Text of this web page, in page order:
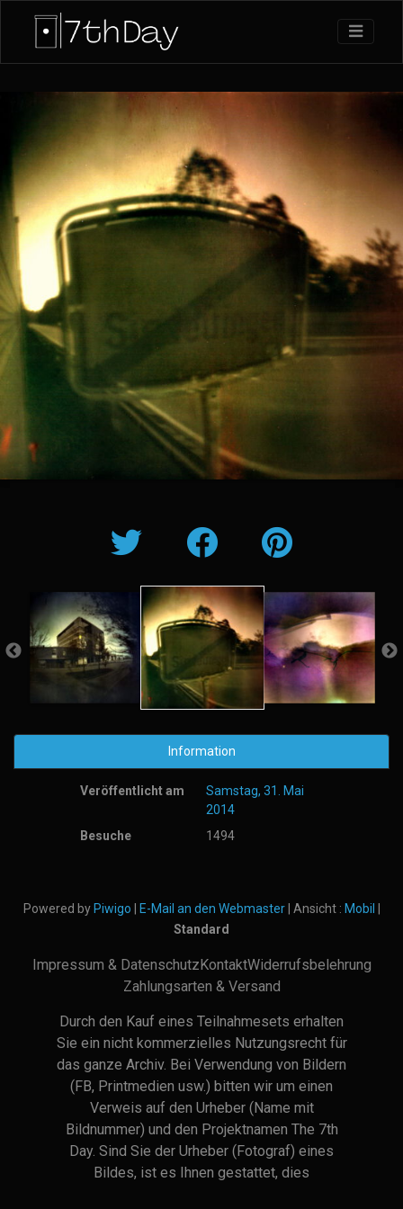
Information
Veröffentlicht am
Samstag, 31. Mai
2014
Besuche
1494
Powered by Piwigo E-Mail an den Webmaster| Ansicht : Mobil
Standard
Impressum & DatenschutzKontaktWiderrufsbelehrung
Zahlungsarten & Versand
Durch den Kauf eines Teilnahmesets erhalten
Sie ein nicht kommerzielles Nutzungsrecht für
das ganze Archiv. Bei Verwendung von Bildern
(FB, Printmedien usw.) bitten wir um einen
Verweis auf den Urheber (Name mit
Bildnummer) und den Projektnamen The 7th
Day. Sind Sie der Urheber (Fotograf) eines
Bildes, ist es Ihnen gestattet, dies